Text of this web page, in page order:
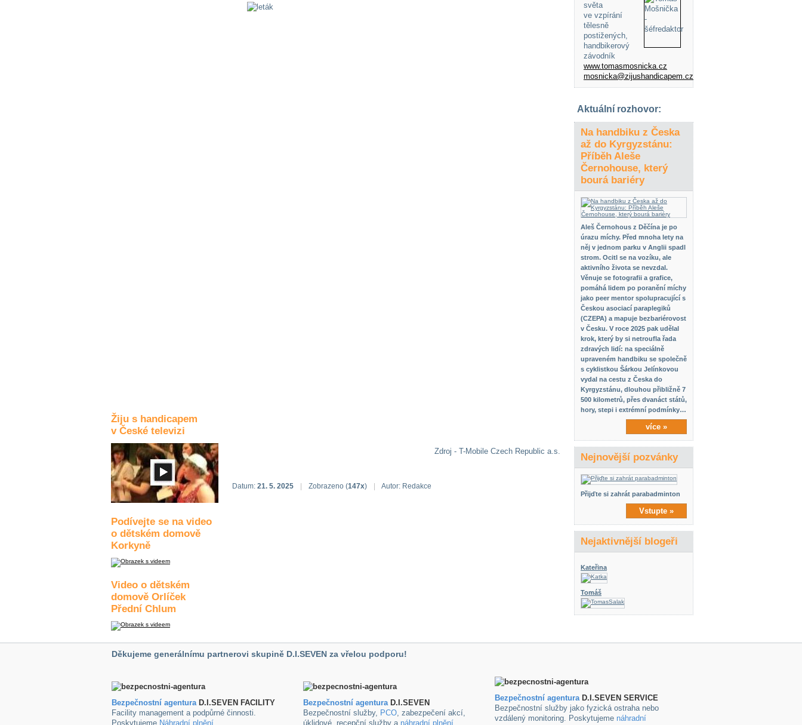
Žiju s handicapem
v České televizi
Podívejte se na video
o dětském domově
Korkyně
Video o dětském
domově Orlíček
Přední Chlum
Zdroj - T-Mobile Czech Republic a.s.
Datum: 21. 5. 2025 Zobrazeno (147x) Autor: Redakce
světa
ve vzpírání
tělesně
postižených,
handbikerový
závodník
www.tomasmosnicka.cz
mosnicka@zijushandicapem.cz
Aktuální rozhovor:
Na handbiku z Česka
až do Kyrgyzstánu:
Příběh Aleše
Černohouse, který
bourá bariéry
Aleš Černohous z Děčína je po
úrazu míchy. Před mnoha lety na
něj v jednom parku v Anglii spadl
strom. Ocitl se na vozíku, ale
aktivního života se nevzdal.
Věnuje se fotografii a grafice,
pomáhá lidem po poranění míchy
jako peer mentor spolupracující s
Českou asociací paraplegiků
(CZEPA) a mapuje bezbariérovost
v Česku. V roce 2025 pak udělal
krok, který by si netroufla řada
zdravých lidí: na speciálně
upraveném handbiku se společně
s cyklistkou Šárkou Jelínkovou
vydal na cestu z Česka do
Kyrgyzstánu, dlouhou přibližně 7
500 kilometrů, přes dvanáct států,
hory, stepi i extrémní podmínky…
více »
Nejnovější pozvánky
Přijďte si zahrát parabadminton
Vstupte »
Nejaktivnější blogeři
Kateřina
Tomáš
Děkujeme generálnímu partnerovi skupině D.I.SEVEN za vřelou podporu!
Bezpečnostní agenturaD.I.SEVEN FACILITY
Facility management a podpůrné činnosti.
Poskytujeme Náhradní plnění
Bezpečnostní agenturaD.I.SEVEN
Bezpečnostní služby, PCO, zabezpečení akcí,
úklidové ,recepční služby a náhradní plnění
Bezpečnostní agenturaD.I.SEVEN SERVICE
Bezpečnostní služby jako fyzická ostraha nebo
vzdálený monitoring. Poskytujeme náhradní